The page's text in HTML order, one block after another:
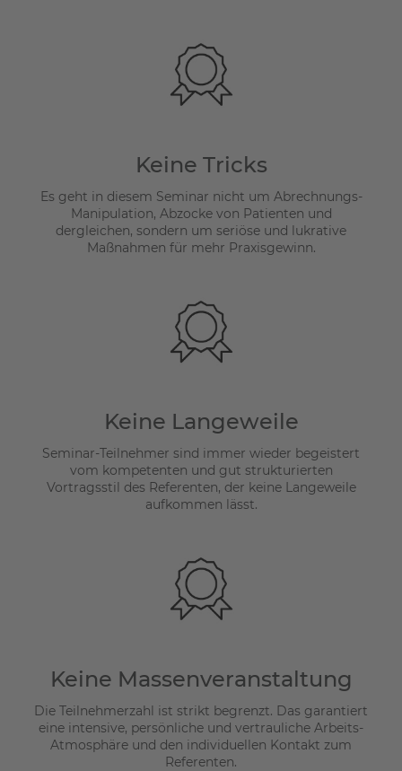
Keine Tricks
Es geht in diesem Seminar nicht um Abrechnungs-
Manipulation, Abzocke von Patienten und
dergleichen, sondern um seriöse und lukrative
Maßnahmen für mehr Praxisgewinn.
Keine Langeweile
Seminar-Teilnehmer sind immer wieder begeistert
vom kompetenten und gut strukturierten
Vortragsstil des Referenten, der keine Langeweile
aufkommen lässt.
Keine Massenveranstaltung
Die Teilnehmerzahl ist strikt begrenzt. Das garantiert
eine intensive, persönliche und vertrauliche Arbeits-
Atmosphäre und den individuellen Kontakt zum
Referenten.